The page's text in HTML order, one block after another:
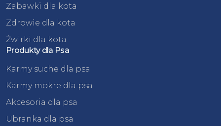
Zabawki dla kota
Zdrowie dla kota
Żwirki dla kota
Produkty dla Psa
Karmy suche dla psa
Karmy mokre dla psa
Akcesoria dla psa
Ubranka dla psa